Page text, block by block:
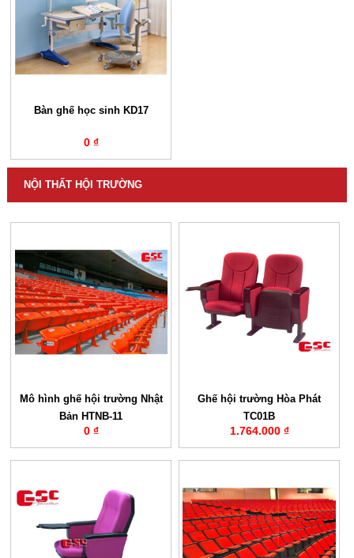
Bàn ghế học sinh KD17
0 ₫
NỘI THẤT HỘI TRƯỜNG
Mô hình ghế hội trường Nhật
Bản HTNB-11
0 ₫
Ghế hội trường Hòa Phát
TC01B
1.764.000 ₫